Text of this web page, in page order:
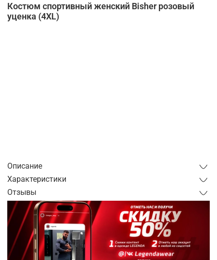
Костюм спортивный женский Bisher розовый
уценка (4XL)
Описание
Характеристики
Отзывы